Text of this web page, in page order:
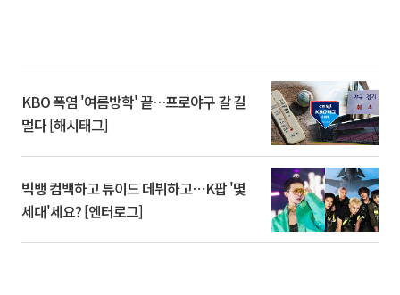
KBO 폭염 '여름방학' 끝…프로야구 갈 길
멀다 [해시태그]
빅뱅 컴백하고 튜이드 데뷔하고⋯K팝 '몇
세대'세요? [엔터로그]